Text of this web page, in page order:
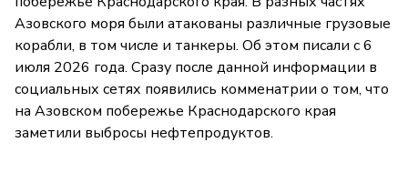
Азовского моря были атакованы различные грузовые
корабли, в том числе и танкеры. Об этом писали с 6
июля 2026 года. Сразу после данной информации в
социальных сетях появились комменатрии о том, что
на Азовском побережье Краснодарского края
заметили выбросы нефтепродуктов.